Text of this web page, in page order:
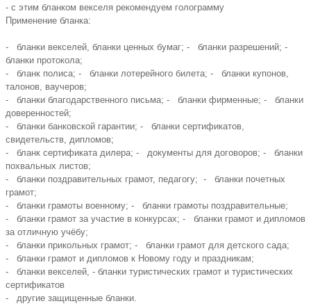
- с этим бланком векселя рекомендуем голограмму
Применение бланка:
- бланки векселей, бланки ценных бумаг; - бланки разрешений; -
бланки протокола;
- бланк полиса; - бланки лотерейного билета; - бланки купонов,
талонов, ваучеров;
- бланки благодарственного письма; - бланки фирменные; - бланки
доверенностей;
- бланки банковской гарантии; - бланки сертификатов,
свидетельств, дипломов;
- бланк сертификата дилера; - документы для договоров; - бланки
похвальных листов;
- бланки поздравительных грамот, педагогу; - бланки почетных
грамот;
- бланки грамоты военному; - бланки грамоты поздравительные;
- бланки грамот за участие в конкурсах; - бланки грамот и дипломов
за отличную учёбу;
- бланки прикольных грамот; - бланки грамот для детского сада;
- бланки грамот и дипломов к Новому году и праздникам;
- бланки векселей, - бланки туристических грамот и туристических
сертификатов
- другие защищенные бланки.